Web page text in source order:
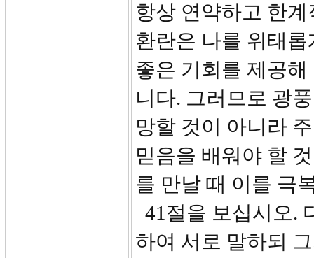
항상 연약하고 한
환란은 나를 위태
좋은 기회를 제공
니다. 그러므로 광
망할 것이 아니라
믿음을 배워야 할
를 만날 때 이를 극
41절을 보십시오.
하여 서로 말하되